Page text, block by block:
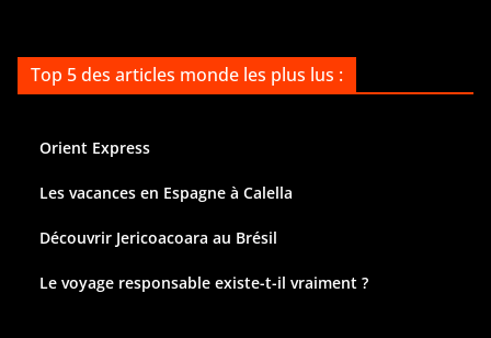
Top 5 des articles monde les plus lus :
Orient Express
Les vacances en Espagne à Calella
Découvrir Jericoacoara au Brésil
Le voyage responsable existe-t-il vraiment ?